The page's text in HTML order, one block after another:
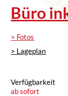
Büro
> Fotos
> Lageplan
Verfügbarkeit
ab sofort